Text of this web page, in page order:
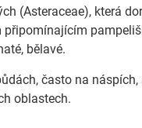
(Asteraceae), která
bělavé.
často na
oblastech.